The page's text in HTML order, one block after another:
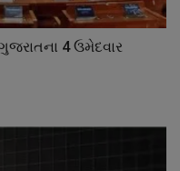
4 ઉમેદવાર